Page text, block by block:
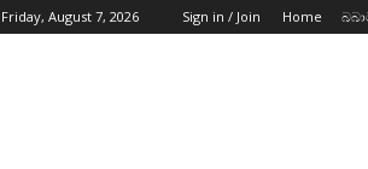
Friday, August 7, 2026 Sign in / Join Home